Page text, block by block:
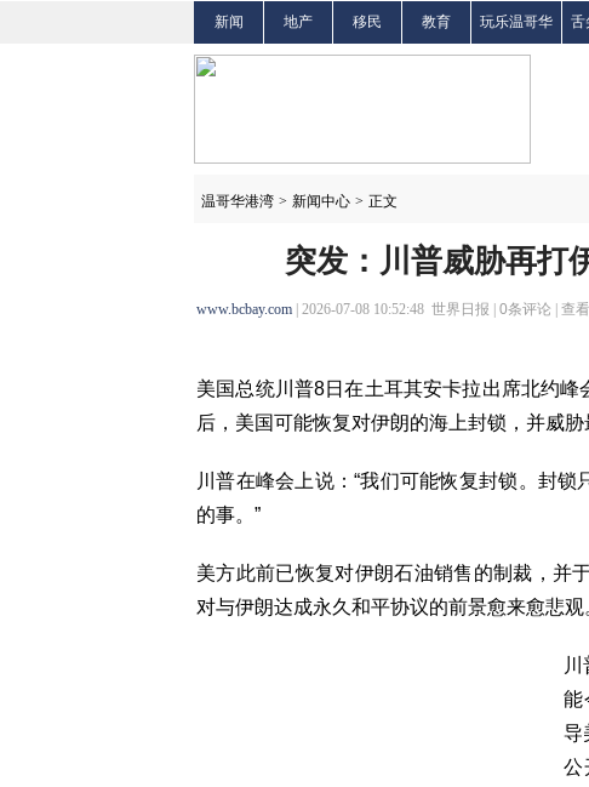
新闻 地产 移民 教育 玩乐温哥华 舌
温哥华港湾 > 新闻中心 > 正文
突发：川普威胁再打
www.bcbay.com | 2026-07-08 10:52:48 世界日报 | 0条评论 | 查
美国总统川普8日在土耳其安卡拉出席北约
后，美国可能恢复对伊朗的海上封锁，并威
川普在峰会上说：“我们可能恢复封锁。封
的事。”
美方此前已恢复对伊朗石油销售的制裁，并
对与伊朗达成永久和平协议的前景愈来愈悲观
能
导
公